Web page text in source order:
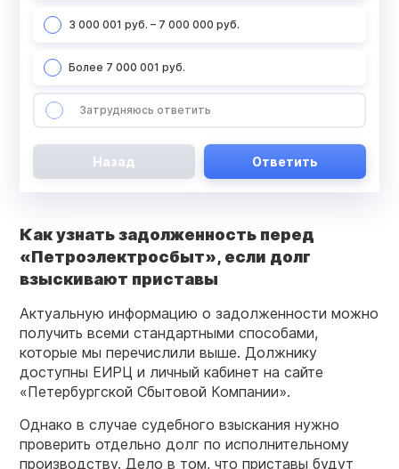
3 000 001 руб. – 7 000 000 руб.
Более 7 000 001 руб.
Затрудняюсь ответить
Назад Ответить
Какузнать задолженность перед
«Петроэлектросбыт», если долг
взыскивают приставы
Актуальную информацию о задолженности можно
получить всеми стандартными способами,
которые мы перечислили выше. Должнику
доступны ЕИРЦ и личный кабинет на сайте
«Петербургской Сбытовой Компании».
Однако в случае судебного взыскания нужно
проверить отдельно долг по исполнительному
производству. Дело в том, что приставы будут